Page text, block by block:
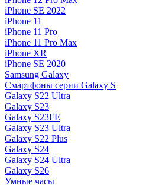
iPhone SE 2022
iPhone 11
iPhone 11 Pro
iPhone 11 Pro Max
iPhone XR
iPhone SE 2020
Samsung Galaxy
Смартфоны серии Galaxy S
Galaxy S22 Ultra
Galaxy S23
Galaxy S23FE
Galaxy S23 Ultra
Galaxy S22 Plus
Galaxy S24
Galaxy S24 Ultra
Galaxy S26
Умные часы